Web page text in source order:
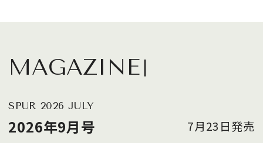
MAGAZINE
SPUR 2026 JULY
2026年9月号 7月23日発売